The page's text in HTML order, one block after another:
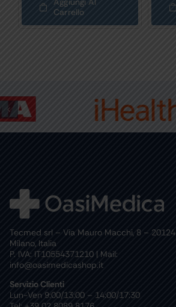
Carrello
Tecmed srl – Via Mauro Macchi, 8 – 20124
Milano, Italia
P. IVA: IT10554371210 | Mail:
info@oasimedicashop.it
Servizio Clienti
Lun-Ven 9:00/13:00 – 14:00/17:30